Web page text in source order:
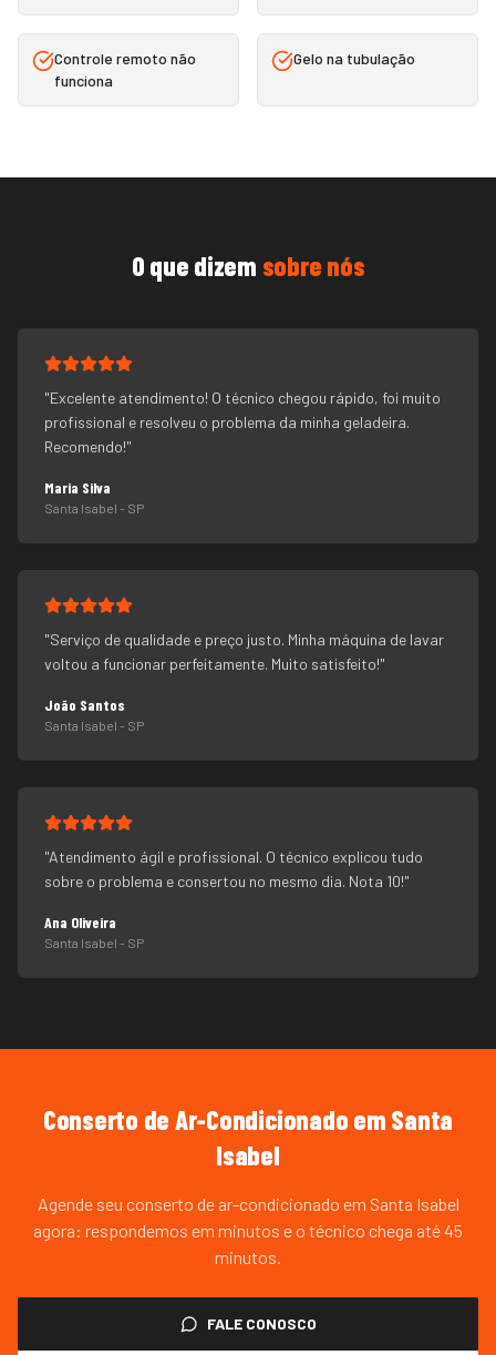
Controle remoto não
funciona
Gelo na tubulação
O que dizem sobre nós
"Excelente atendimento! O técnico chegou rápido, foi muito
profissional e resolveu o problema da minha geladeira.
Recomendo!"
Maria Silva
Santa Isabel - SP
"Serviço de qualidade e preço justo. Minha máquina de lavar
voltou a funcionar perfeitamente. Muito satisfeito!"
João Santos
Santa Isabel - SP
"Atendimento ágil e profissional. O técnico explicou tudo
sobre o problema e consertou no mesmo dia. Nota 10!"
Ana Oliveira
Santa Isabel - SP
Conserto de Ar-Condicionado em Santa
Isabel
Agende seu conserto de ar-condicionado em Santa Isabel
agora: respondemos em minutos e o técnico chega até 45
minutos.
FALE CONOSCO